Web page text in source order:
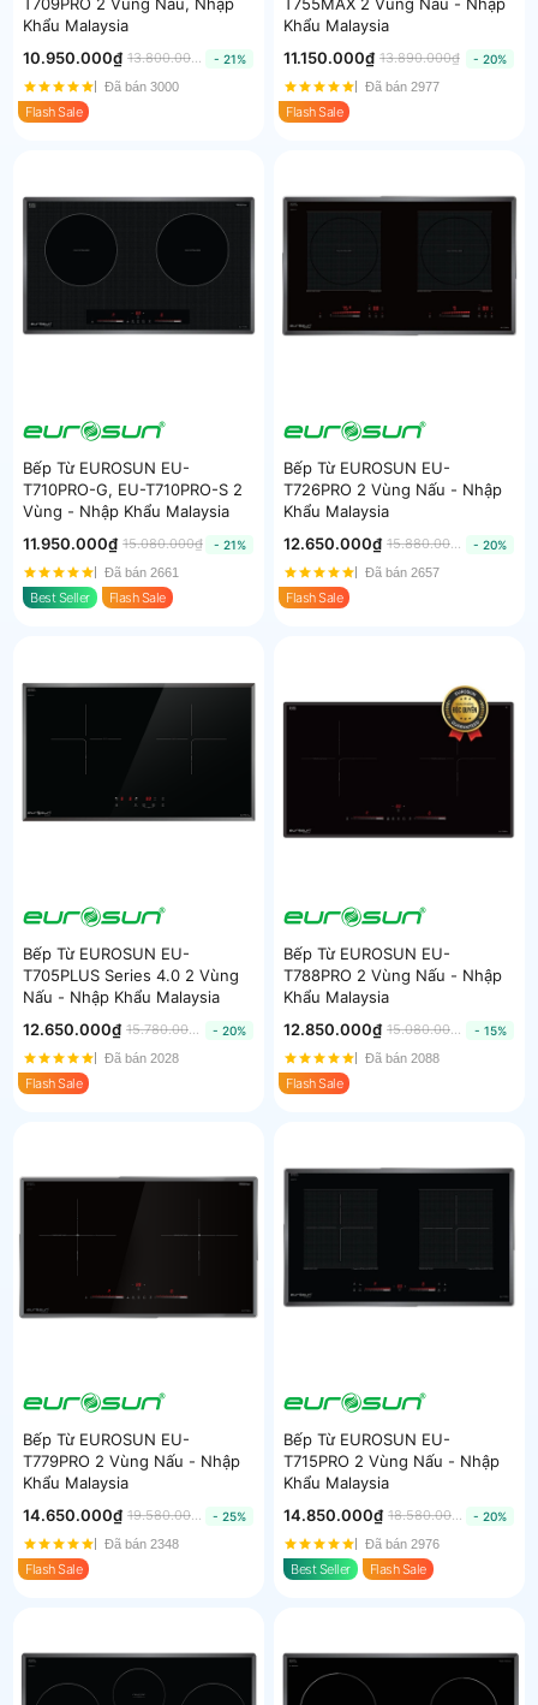
Khẩu Malaysia
10.950.000₫
- 21%
Đã bán 3000
Flash Sale
Khẩu Malaysia
11.150.000₫ 13.890.000₫
- 20%
Đã bán 2977
Flash Sale
Bếp Từ EUROSUN EU-
T710PRO-G, EU-T710PRO-S 2
Vùng - Nhập Khẩu Malaysia
11.950.000₫ 15.080.000₫
- 21%
Đã bán 2661
Best Seller Flash Sale
Bếp Từ EUROSUN EU-
T726PRO 2 Vùng Nấu - Nhập
Khẩu Malaysia
12.650.000₫
- 20%
Đã bán 2657
Flash Sale
Bếp Từ EUROSUN EU-
T705PLUS Series 4.0 2 Vùng
Nấu - Nhập Khẩu Malaysia
12.650.000₫
- 20%
Đã bán 2028
Flash Sale
Bếp Từ EUROSUN EU-
T788PRO 2 Vùng Nấu - Nhập
Khẩu Malaysia
12.850.000₫
- 15%
Đã bán 2088
Flash Sale
Bếp Từ EUROSUN EU-
T779PRO 2 Vùng Nấu - Nhập
Khẩu Malaysia
14.650.000₫
- 25%
Đã bán 2348
Flash Sale
Bếp Từ EUROSUN EU-
T715PRO 2 Vùng Nấu - Nhập
Khẩu Malaysia
14.850.000₫
- 20%
Đã bán 2976
Best Seller Flash Sale